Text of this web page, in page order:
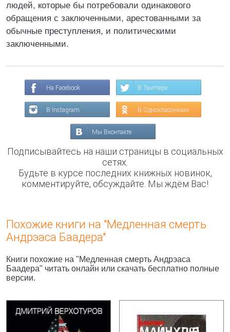
людей, которые бы потребовали одинакового
обращения с заключенными, арестованными за
обычные преступления, и политическими
заключенными.
На Facebook В Твиттере
В Instagram В Одноклассниках
Мы Вконтакте
Подписывайтесь на наши страницы в социальных
сетях.
Будьте в курсе последних книжных новинок,
комментируйте, обсуждайте. Мы ждём Вас!
Похожие книги на "Медленная смерть
Андрэаса Баадера"
Книги похожие на "Медленная смерть Андрэаса
Баадера" читать онлайн или скачать бесплатно полные
версии.